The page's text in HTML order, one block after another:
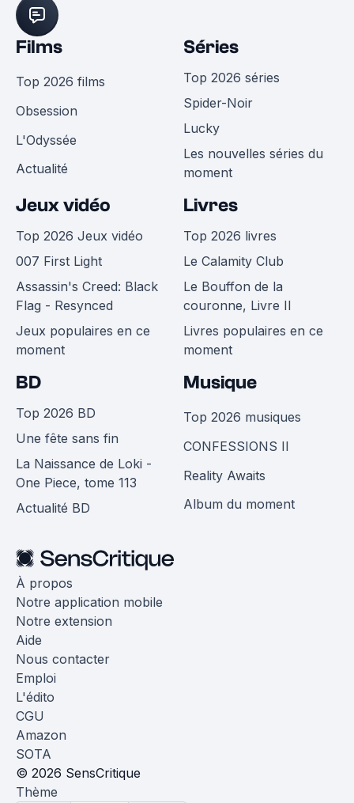
Films
Top 2026 films
Obsession
L'Odyssée
Actualité
Séries
Top 2026 séries
Spider-Noir
Lucky
Les nouvelles séries du
moment
Jeux vidéo
Top 2026 Jeux vidéo
007 First Light
Assassin's Creed: Black
Flag - Resynced
Jeux populaires en ce
moment
Livres
Top 2026 livres
Le Calamity Club
Le Bouffon de la
couronne, Livre II
Livres populaires en ce
moment
BD
Top 2026 BD
Une fête sans fin
La Naissance de Loki -
One Piece, tome 113
Actualité BD
Musique
Top 2026 musiques
CONFESSIONS II
Reality Awaits
Album du moment
À propos
Notre application mobile
Notre extension
Aide
Nous contacter
Emploi
L'édito
CGU
Amazon
SOTA
© 2026 SensCritique
Thème